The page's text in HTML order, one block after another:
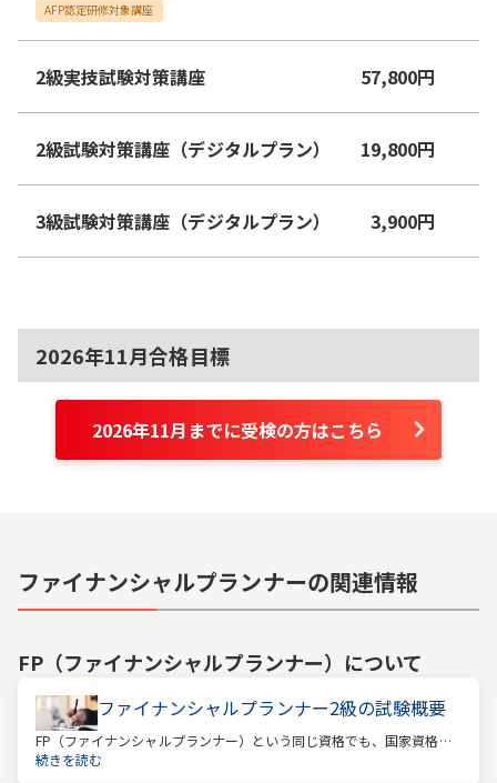
AFP認定研修対象講座
2級実技試験対策講座 57,800円
2級試験対策講座（デジタルプラン） 19,800円
3級試験対策講座（デジタルプラン） 3,900円
2026年11月合格目標
2026年11月までに受検の方はこちら
ファイナンシャルプランナーの関連情報
FP（ファイナンシャルプランナー） について
ファイナンシャルプランナー2級の試験概要
FP（ファイナンシャルプランナー）という同じ資格でも、国家資格と
民間資格の2種類にわかれています。
続きを読む